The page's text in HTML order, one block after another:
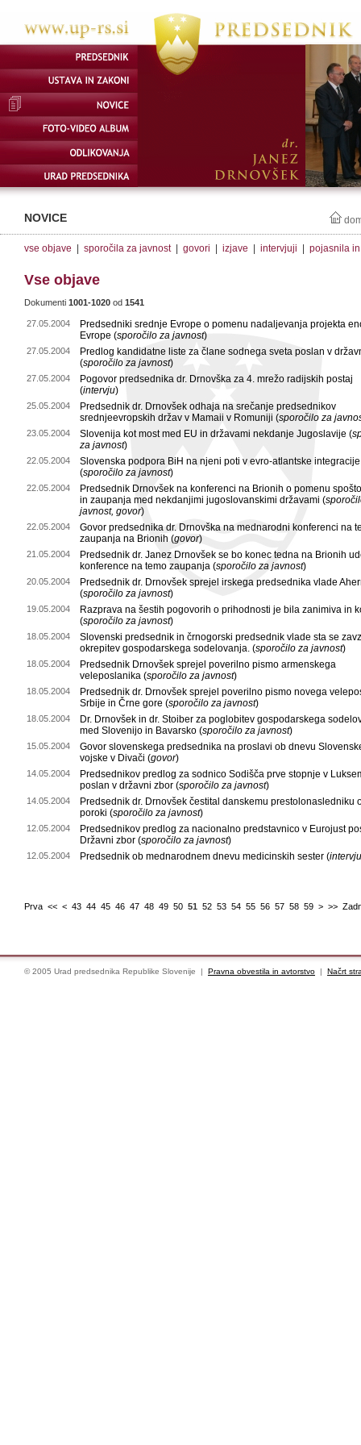
NOVICE
vse objave sporočila za javnost| govori izjave intervjuji pojasnila
Vse objave
Dokumenti 1001-1020 od 1541
27.05.2004
Predsedniki srednje Evrope o pomenu nadaljevanja projekta
Evrope (sporočilo za javnost)
27.05.2004
Predlog kandidatne liste za člane sodnega sveta poslan v
(sporočilo za javnost)
27.05.2004
Pogovor predsednika dr. Drnovška za 4. mrežo radijskih postaj
(intervju)
25.05.2004
Predsednik dr. Drnovšek odhaja na srečanje predsednikov
srednjeevropskih držav v Mamaii v Romuniji (sporočilo za
23.05.2004 Slovenija kot most med EU in državami nekdanje Jugoslavije (
za javnost)
22.05.2004
Slovenska podpora BiH na njeni poti v evro-atlantske integracije
(sporočilo za javnost)
22.05.2004
Predsednik Drnovšek na konferenci na Brionih o pomenu
in zaupanja med nekdanjimi jugoslovanskimi državami (
javnost, govor)
22.05.2004
Govor predsednika dr. Drnovška na mednarodni konferenci na
zaupanja na Brionih (govor)
21.05.2004
Predsednik dr. Janez Drnovšek se bo konec tedna na Brionih
konference na temo zaupanja (sporočilo za javnost)
20.05.2004
Predsednik dr. Drnovšek sprejel irskega predsednika vlade
(sporočilo za javnost)
19.05.2004
Razprava na šestih pogovorih o prihodnosti je bila zanimiva in
(sporočilo za javnost)
18.05.2004
Slovenski predsednik in črnogorski predsednik vlade sta se
okrepitev gospodarskega sodelovanja. (sporočilo za javnost)
18.05.2004
Predsednik Drnovšek sprejel poverilno pismo armenskega
veleposlanika (sporočilo za javnost)
18.05.2004
Predsednik dr. Drnovšek sprejel poverilno pismo novega
Srbije in Črne gore (sporočilo za javnost)
18.05.2004
Dr. Drnovšek in dr. Stoiber za poglobitev gospodarskega
med Slovenijo in Bavarsko (sporočilo za javnost)
15.05.2004
Govor slovenskega predsednika na proslavi ob dnevu
vojske v Divači (govor)
14.05.2004
Predsednikov predlog za sodnico Sodišča prve stopnje v
poslan v državni zbor (sporočilo za javnost)
14.05.2004
Predsednik dr. Drnovšek čestital danskemu prestolonasledniku
poroki (sporočilo za javnost)
12.05.2004
Predsednikov predlog za nacionalno predstavnico v Eurojust
Državni zbor (sporočilo za javnost)
12.05.2004 Predsednik ob mednarodnem dnevu medicinskih sester (intervju
Prva << < 43 44 45 46 47 48 49 50 51 52 53 54 55 56 57 58 59 > >>
© 2005 Urad predsednika Republike Slovenije | Pravna obvestila in avtorstvo | Načrt